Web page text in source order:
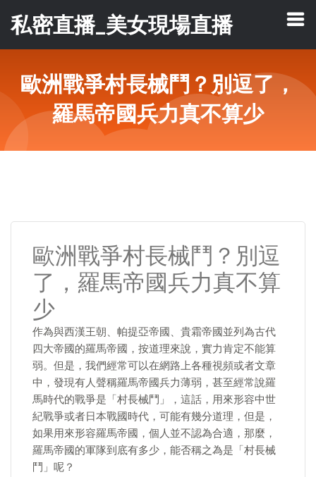
私密直播_美女現場直播
歐洲戰爭村長械鬥？別逗了，
羅馬帝國兵力真不算少
歐洲戰爭村長械鬥？別逗
了，羅馬帝國兵力真不算
少
作為與西漢王朝、帕提亞帝國、貴霜帝國並列為古代
四大帝國的羅馬帝國，按道理來說，實力肯定不能算
弱。但是，我們經常可以在網路上各種視頻或者文章
中，發現有人聲稱羅馬帝國兵力薄弱，甚至經常說羅
馬時代的戰爭是「村長械鬥」，這話，用來形容中世
紀戰爭或者日本戰國時代，可能有幾分道理，但是，
如果用來形容羅馬帝國，個人並不認為合適，那麼，
羅馬帝國的軍隊到底有多少，能否稱之為是「村長械
鬥」呢？